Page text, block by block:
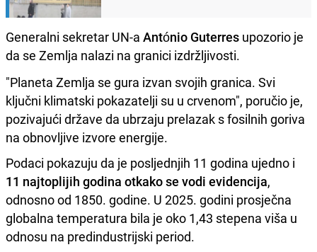
Generalni sekretar UN-a António Guterres upozorio je
da se Zemlja nalazi na granici izdržljivosti.
"Planeta Zemlja se gura izvan svojih granica. Svi
ključni klimatski pokazatelji su u crvenom", poručio je,
pozivajući države da ubrzaju prelazak s fosilnih goriva
na obnovljive izvore energije.
Podaci pokazuju da je posljednjih 11 godina ujedno i
11 najtoplijih godina otkako se vodi evidencija,
odnosno od 1850. godine. U 2025. godini prosječna
globalna temperatura bila je oko 1,43 stepena viša u
odnosu na predindustrijski period.